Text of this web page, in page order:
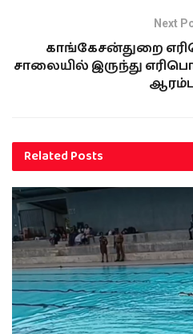
Next
காங்கேசன்துறை
சாலையில் இருந்து
RelatedPosts